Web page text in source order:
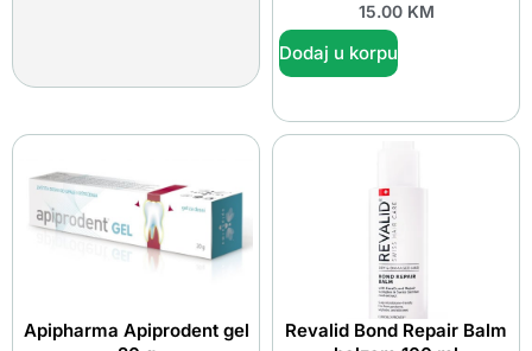
15.00 KM
Dodaj u korpu
Apipharma Apiprodent gel
Revalid Bond Repair Balm